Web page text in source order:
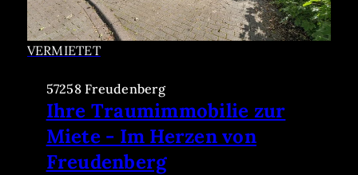
VERMIETET
57258 Freudenberg
Ihre Traumimmobilie zur
Miete - Im Herzen von
Freudenberg